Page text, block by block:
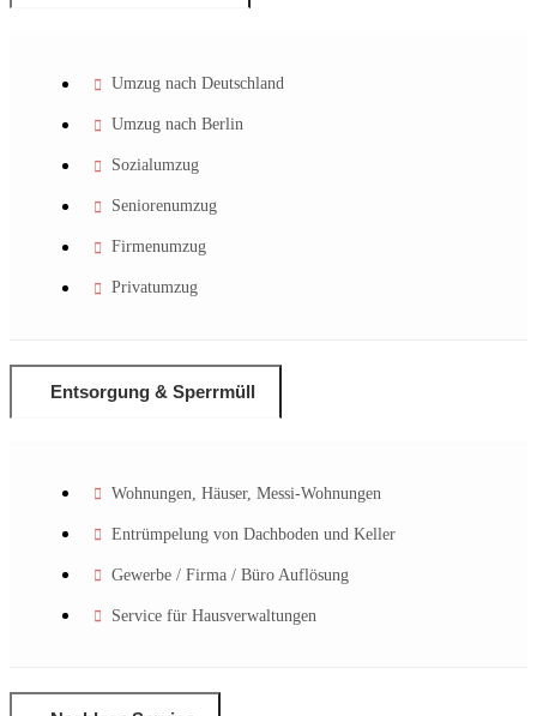
Umzug nach Deutschland
Umzug nach Berlin
Sozialumzug
Seniorenumzug
Firmenumzug
Privatumzug
Entsorgung & Sperrmüll
Wohnungen, Häuser, Messi-Wohnungen
Entrümpelung von Dachboden und Keller
Gewerbe / Firma / Büro Auflösung
Service für Hausverwaltungen